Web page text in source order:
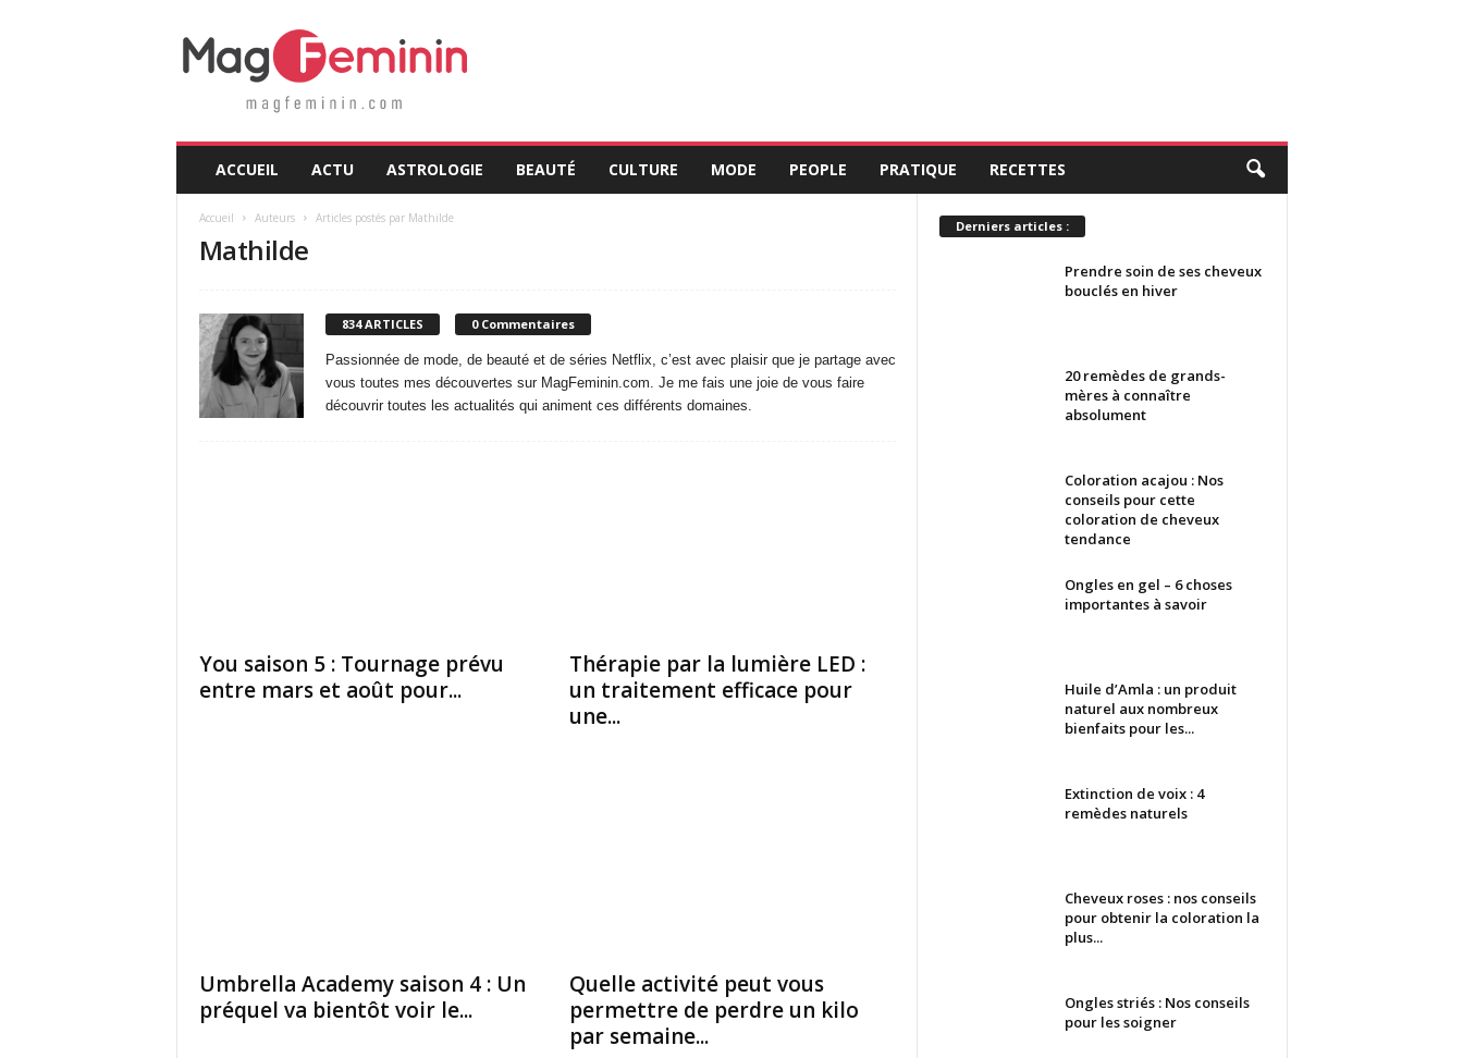
ACCUEIL ACTU ASTROLOGIE BEAUTÉ CULTURE MODE PEOPLE PRATIQUE RECETTES
Accueil Auteurs Articles postés par Mathilde
Mathilde
834 ARTICLES 0 Commentaires
Passionnée de mode, de beauté et de séries Netflix, c’est avec plaisir que je partage avec
vous toutes mes découvertes sur MagFeminin.com. Je me fais une joie de vous faire
découvrir toutes les actualités qui animent ces différents domaines.
You saison 5 : Tournage prévu
entre mars et août pour...
Thérapie par la lumière LED :
un traitement efficace pour
une...
Umbrella Academy saison 4 : Un
préquel va bientôt voir le...
Quelle activité peut vous
permettre de perdre un kilo
par semaine...
Derniers articles :
Prendre soin de ses cheveux
bouclés en hiver
20 remèdes de grands-
mères à connaître
absolument
Coloration acajou : Nos
conseils pour cette
coloration de cheveux
tendance
Ongles en gel – 6 choses
importantes à savoir
Huile d’Amla : un produit
naturel aux nombreux
bienfaits pour les...
Extinction de voix : 4
remèdes naturels
Cheveux roses : nos conseils
pour obtenir la coloration la
plus...
Ongles striés : Nos conseils
pour les soigner